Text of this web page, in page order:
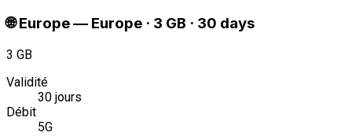
🌐 Europe— Europe · 3 GB · 30 days
3 GB
Validité
30 jours
Débit
5G